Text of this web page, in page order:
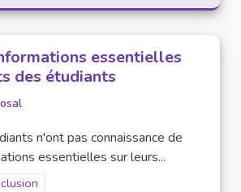
essentielles
des étudiants
n'ont pas connaissance de
essentielles sur leurs...
Numérique et Inclusion